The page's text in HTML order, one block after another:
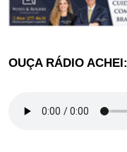
OUÇA RÁDIO ACHEI: